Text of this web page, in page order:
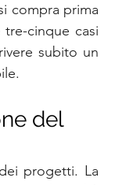
compra prima
cinque casi
subito un
del
progetti. La